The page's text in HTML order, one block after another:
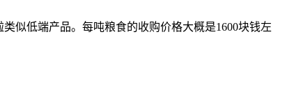
似低端产品。每吨粮食的收购价格大概是1600块钱左